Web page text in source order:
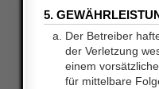
5.
Der Betreiber
der Verletzung
einem
für mittelbare